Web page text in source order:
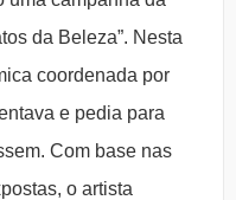
da Beleza”. Nesta
coordenada por
e pedia para
Com base nas
o artista